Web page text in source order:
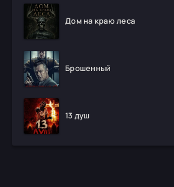
Дом на краю леса
Брошенный
13 душ